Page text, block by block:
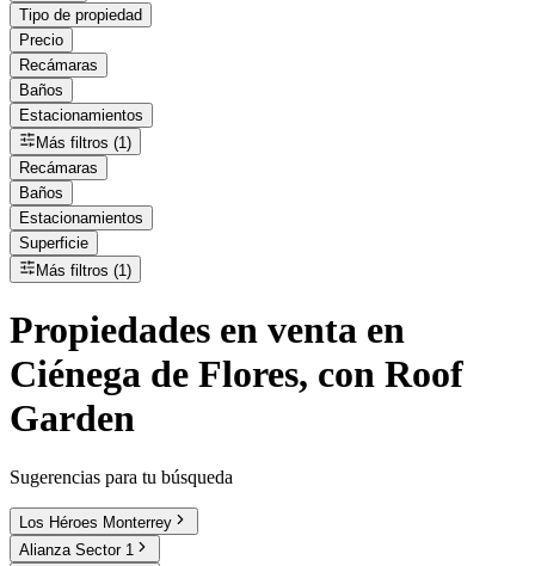
Tipo de propiedad
Precio
Recámaras
Baños
Estacionamientos
Más filtros (1)
Recámaras
Baños
Estacionamientos
Superficie
Más filtros (1)
Propiedades en venta en
Ciénega de Flores, con Roof
Garden
Sugerencias para tu búsqueda
Los Héroes Monterrey
Alianza Sector 1